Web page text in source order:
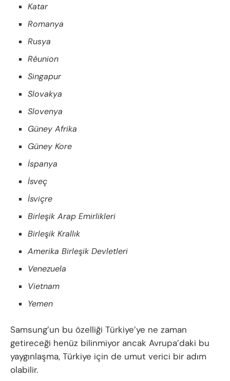
Katar
Romanya
Rusya
Réunion
Singapur
Slovakya
Slovenya
Güney Afrika
Güney Kore
İspanya
İsveç
İsviçre
Birleşik Arap Emirlikleri
Birleşik Krallık
Amerika Birleşik Devletleri
Venezuela
Vietnam
Yemen
Samsung’un bu özelliği Türkiye’ye ne zaman
getireceği henüz bilinmiyor ancak Avrupa’daki bu
yaygınlaşma, Türkiye için de umut verici bir adım
olabilir.